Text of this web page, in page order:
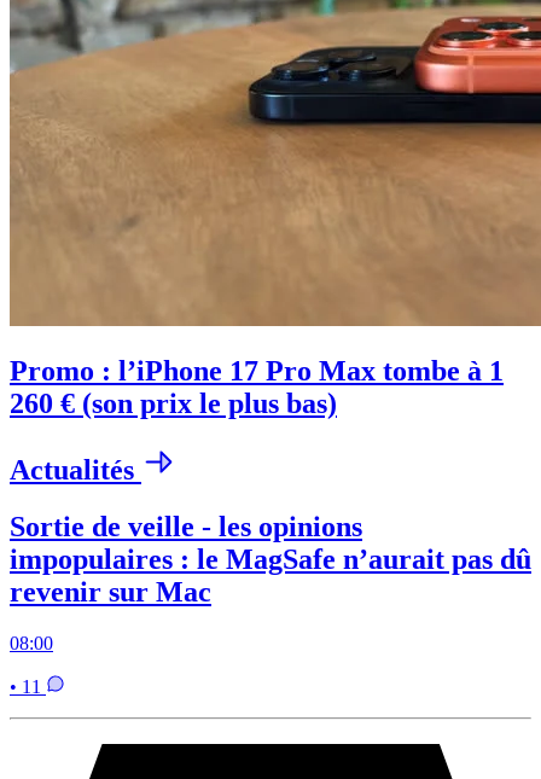
Promo : l’iPhone 17 Pro Max tombe à 1
260 € (son prix le plus bas)
Actualités
Sortie de veille - les opinions
impopulaires : le MagSafe n’aurait pas dû
revenir sur Mac
08:00
• 11